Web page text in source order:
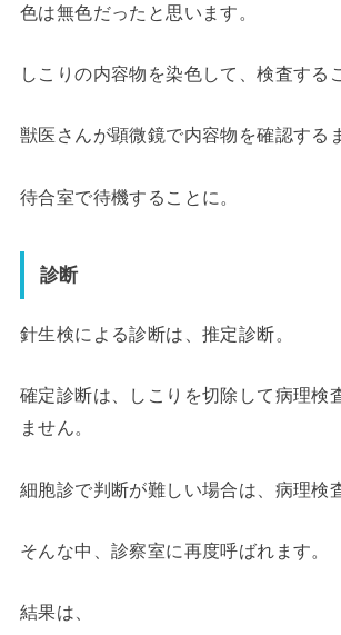
色は無色だったと思います。
しこりの内容物を染色して、検査する
獣医さんが顕微鏡で内容物を確認する
待合室で待機することに。
診断
針生検による診断は、推定診断。
確定診断は、しこりを切除して病理検
ません。
細胞診で判断が難しい場合は、病理検
そんな中、診察室に再度呼ばれます。
結果は、